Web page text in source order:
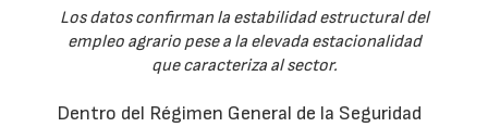
Los datos confirman la estabilidad estructural del
empleo agrario pese a la elevada estacionalidad
que caracteriza al sector.
Dentro del Régimen General de la Seguridad